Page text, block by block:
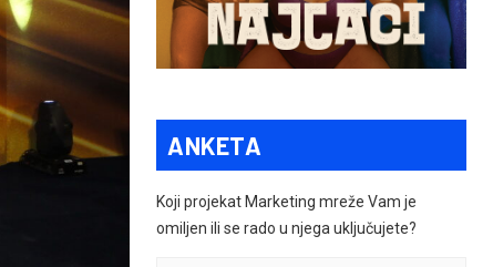
ANKETA
Koji projekat Marketing mreže Vam je
omiljen ili se rado u njega uključujete?